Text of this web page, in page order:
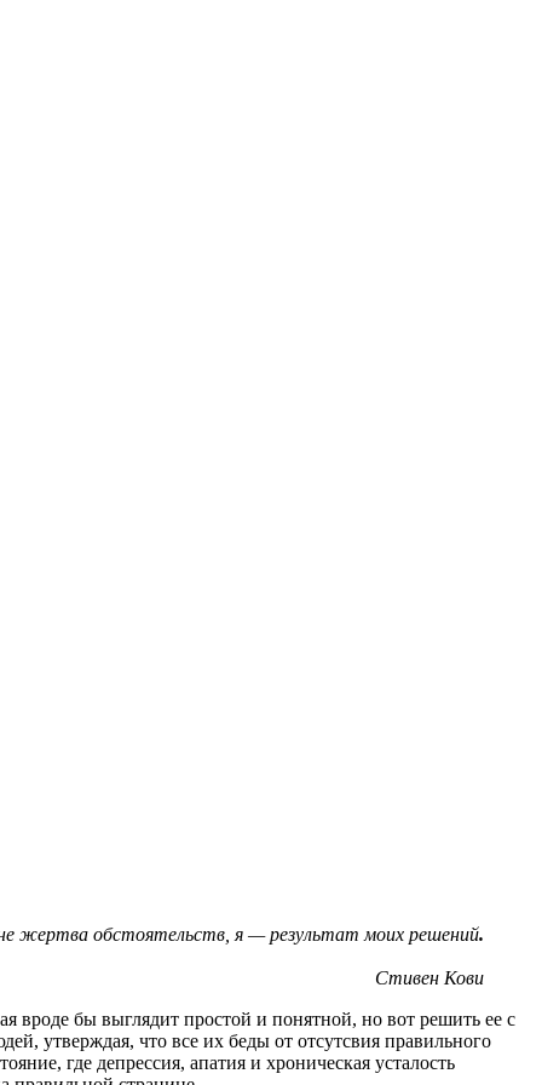
жертва обстоятельств, я — результат моих решений.
Стивен Кови
вроде бы выглядит простой и понятной, но вот решить ее с
утверждая, что все их беды от отсутсвия правильного
где депрессия, апатия и хроническая усталость